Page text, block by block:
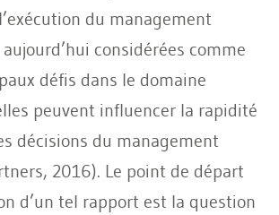
du management
considérées comme
défis dans le domaine
peuvent influencer la rapidité
décisions du management
2016). Le point de départ
d’un tel rapport est la question